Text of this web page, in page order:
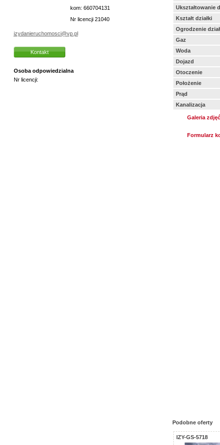
kom: 660704131
Nr licencji 21040
izydanieruchomosci@vp.pl
Kontakt
Osoba odpowiedzialna
Nr licencji:
Ukształtowanie
Kształt działki
Ogrodzenie
Gaz
Woda
Dojazd
Otoczenie
Położenie
Prąd
Kanalizacja
Galeria zdjęć
Formularz
Podobne oferty
IZY-GS-5718